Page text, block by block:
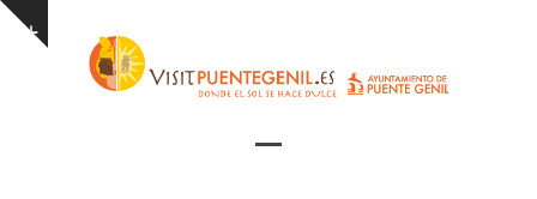
Skip
Show